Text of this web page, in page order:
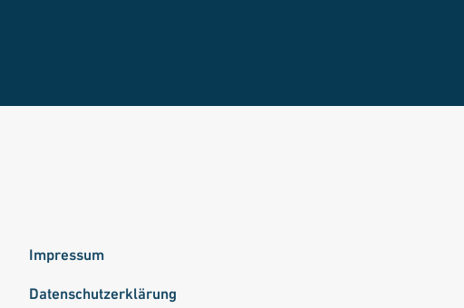
Impressum
Datenschutzerklärung